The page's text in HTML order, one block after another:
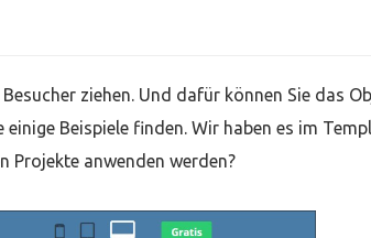
ziehen. Und dafür können Sie das
einige Beispiele finden. Wir haben es im
Projekte anwenden werden?